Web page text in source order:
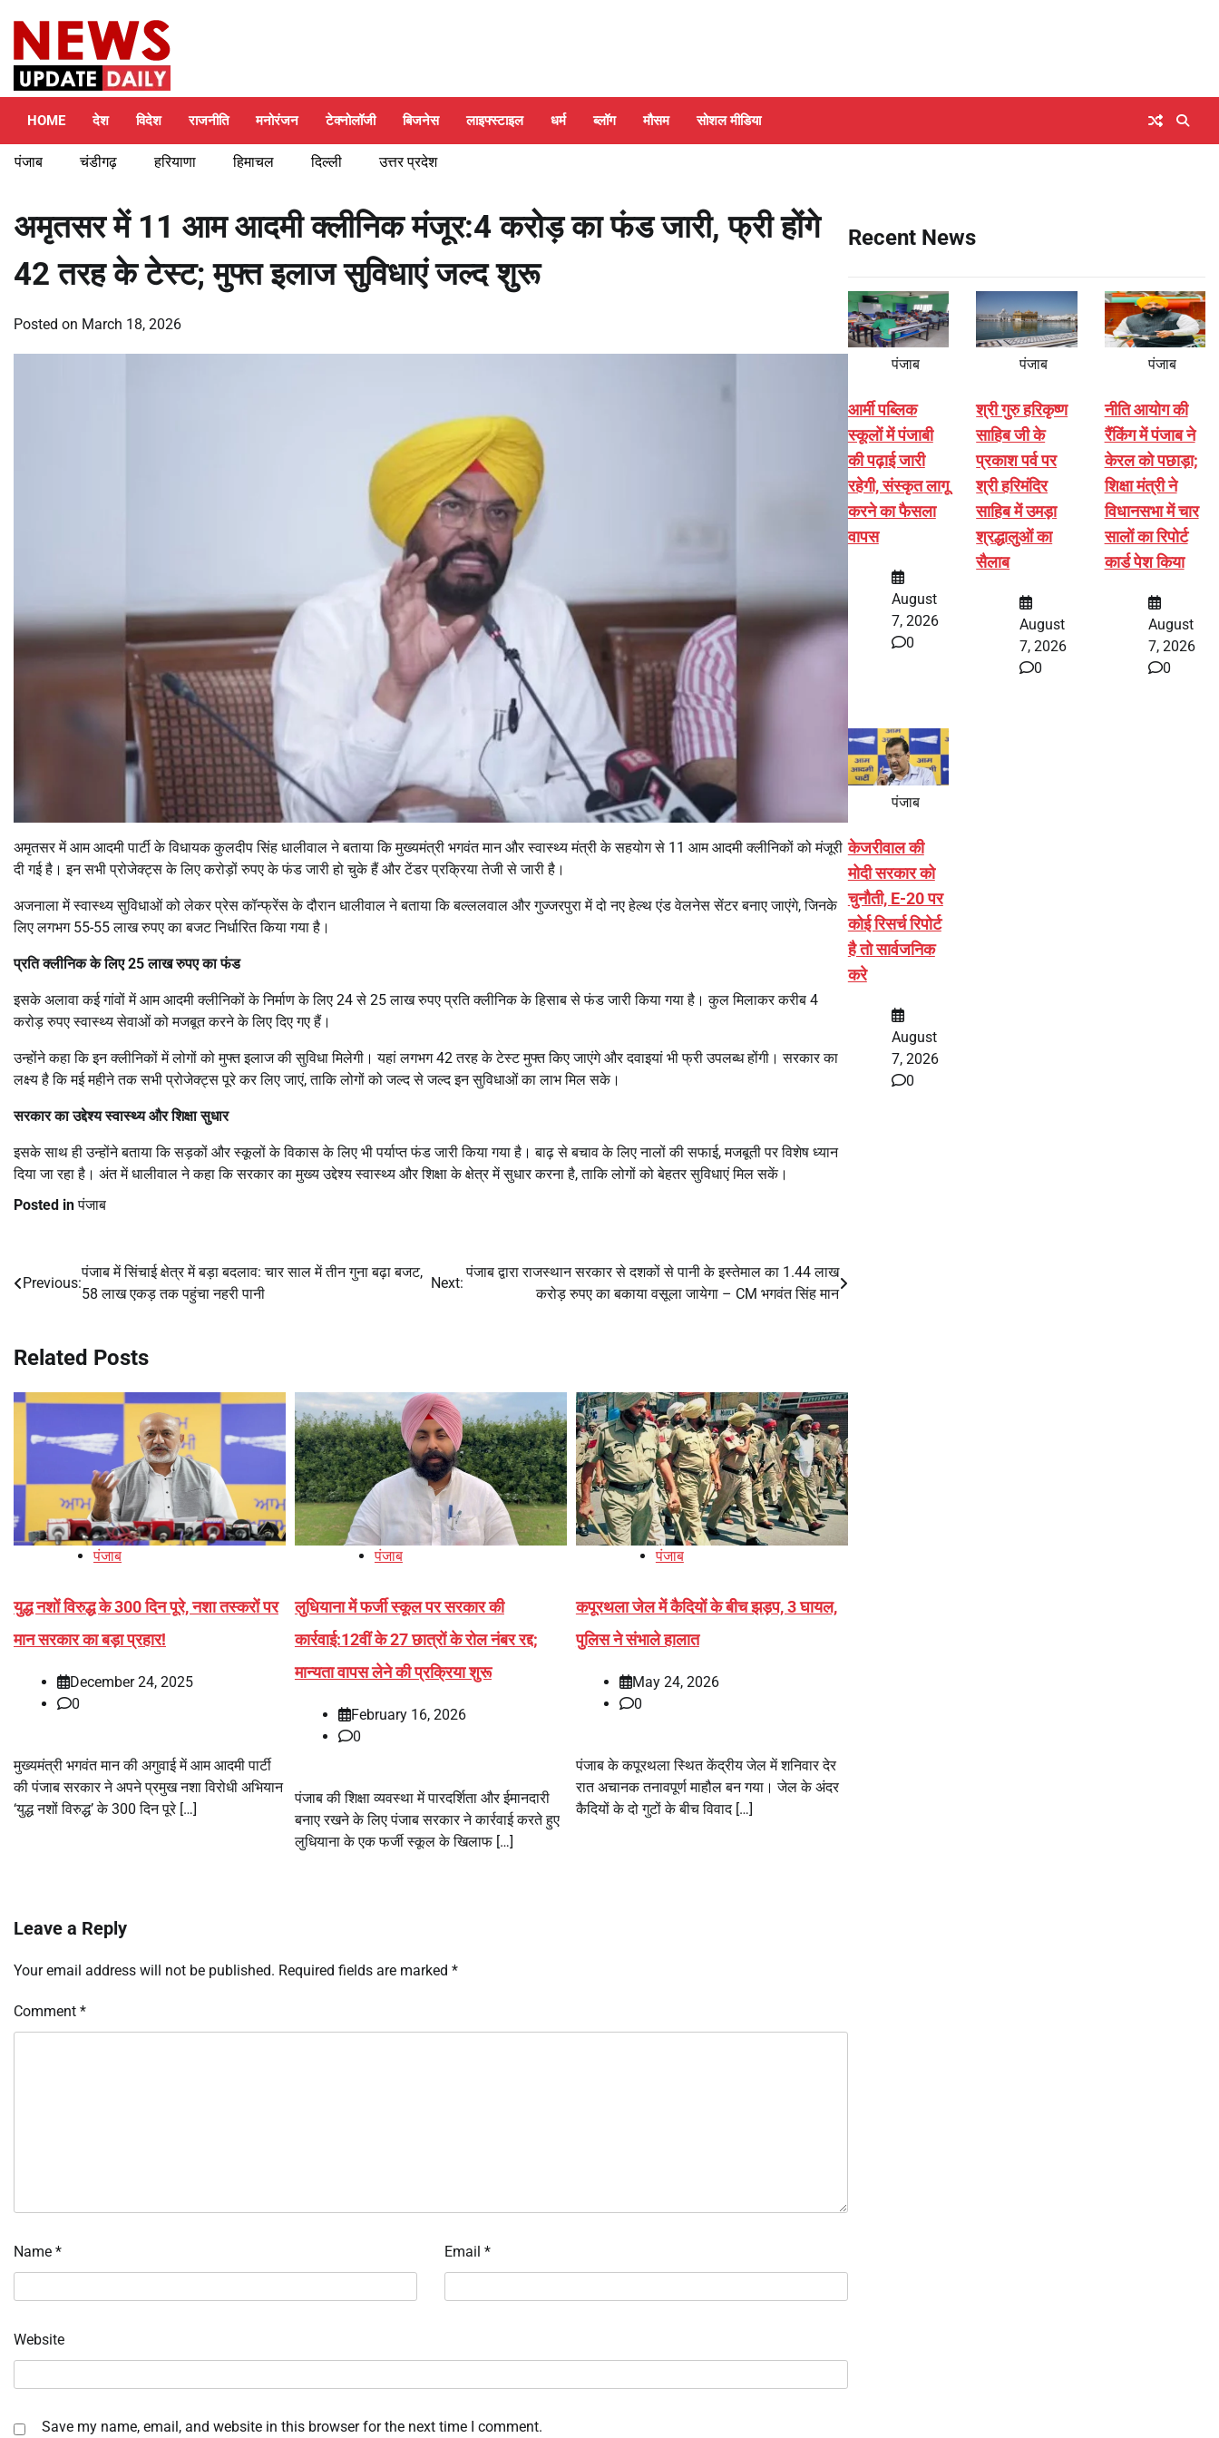
content
HOME देश विदेश राजनीति मनोरंजन टेक्नोलॉजी बिजनेस लाइफ्स्टाइल धर्म ब्लॉग मौसम सोशल मीडिया
पंजाब चंडीगढ़ हरियाणा हिमाचल दिल्ली उत्तर प्रदेश
अमृतसर में 11 आम आदमी क्लीनिक मंजूर:4 करोड़ का फंड जारी, फ्री होंगे
42 तरह के टेस्ट; मुफ्त इलाज सुविधाएं जल्द शुरू
Posted on March 18, 2026
अमृतसर में आम आदमी पार्टी के विधायक कुलदीप सिंह धालीवाल ने बताया कि मुख्यमंत्री भगवंत मान और स्वास्थ्य मंत्री के सहयोग से 11 आम आदमी क्लीनिकों को मंजूरी
दी गई है। इन सभी प्रोजेक्ट्स के लिए करोड़ों रुपए के फंड जारी हो चुके हैं और टेंडर प्रक्रिया तेजी से जारी है।
अजनाला में स्वास्थ्य सुविधाओं को लेकर प्रेस कॉन्फ्रेंस के दौरान धालीवाल ने बताया कि बल्ललवाल और गुज्जरपुरा में दो नए हेल्थ एंड वेलनेस सेंटर बनाए जाएंगे, जिनके
लिए लगभग 55-55 लाख रुपए का बजट निर्धारित किया गया है।
प्रति क्लीनिक के लिए 25 लाख रुपए का फंड
इसके अलावा कई गांवों में आम आदमी क्लीनिकों के निर्माण के लिए 24 से 25 लाख रुपए प्रति क्लीनिक के हिसाब से फंड जारी किया गया है। कुल मिलाकर करीब 4
करोड़ रुपए स्वास्थ्य सेवाओं को मजबूत करने के लिए दिए गए हैं।
उन्होंने कहा कि इन क्लीनिकों में लोगों को मुफ्त इलाज की सुविधा मिलेगी। यहां लगभग 42 तरह के टेस्ट मुफ्त किए जाएंगे और दवाइयां भी फ्री उपलब्ध होंगी। सरकार का
लक्ष्य है कि मई महीने तक सभी प्रोजेक्ट्स पूरे कर लिए जाएं, ताकि लोगों को जल्द से जल्द इन सुविधाओं का लाभ मिल सके।
सरकार का उद्देश्य स्वास्थ्य और शिक्षा सुधार
इसके साथ ही उन्होंने बताया कि सड़कों और स्कूलों के विकास के लिए भी पर्याप्त फंड जारी किया गया है। बाढ़ से बचाव के लिए नालों की सफाई, मजबूती पर विशेष ध्यान
दिया जा रहा है। अंत में धालीवाल ने कहा कि सरकार का मुख्य उद्देश्य स्वास्थ्य और शिक्षा के क्षेत्र में सुधार करना है, ताकि लोगों को बेहतर सुविधाएं मिल सकें।
Posted inपंजाब
Post
Previous:
पंजाब में सिंचाई क्षेत्र में बड़ा बदलाव: चार साल में तीन गुना बढ़ा बजट,
58 लाख एकड़ तक पहुंचा नहरी पानी
Next:
पंजाब द्वारा राजस्थान सरकार से दशकों से पानी के इस्तेमाल का 1.44 लाख
करोड़ रुपए का बकाया वसूला जायेगा – CM भगवंत सिंह मान
Related Posts
पंजाब
युद्ध नशों विरुद्ध के 300 दिन पूरे, नशा तस्करों पर
मान सरकार का बड़ा प्रहार!
December 24, 2025
0
मुख्यमंत्री भगवंत मान की अगुवाई में आम आदमी पार्टी
की पंजाब सरकार ने अपने प्रमुख नशा विरोधी अभियान
‘युद्ध नशों विरुद्ध’ के 300 दिन पूरे […]
पंजाब
लुधियाना में फर्जी स्कूल पर सरकार की
कार्रवाई:12वीं के 27 छात्रों के रोल नंबर रद्द;
मान्यता वापस लेने की प्रक्रिया शुरू
February 16, 2026
0
पंजाब की शिक्षा व्यवस्था में पारदर्शिता और ईमानदारी
बनाए रखने के लिए पंजाब सरकार ने कार्रवाई करते हुए
लुधियाना के एक फर्जी स्कूल के खिलाफ […]
पंजाब
कपूरथला जेल में कैदियों के बीच झड़प, 3 घायल,
पुलिस ने संभाले हालात
May 24, 2026
0
पंजाब के कपूरथला स्थित केंद्रीय जेल में शनिवार देर
रात अचानक तनावपूर्ण माहौल बन गया। जेल के अंदर
कैदियों के दो गुटों के बीच विवाद […]
Leave a Reply
Your email address will not be published. Required fields are marked *
Comment *
Name * Email *
Website
Save my name, email, and website in this browser for the next time I comment.
Recent News
पंजाब
आर्मी पब्लिक
स्कूलों में पंजाबी
की पढ़ाई जारी
रहेगी, संस्कृत लागू
करने का फैसला
वापस
August
7, 2026
0
पंजाब
श्री गुरु हरिकृष्ण
साहिब जी के
प्रकाश पर्व पर
श्री हरिमंदिर
साहिब में उमड़ा
श्रद्धालुओं का
सैलाब
August
7, 2026
0
पंजाब
नीति आयोग की
रैंकिंग में पंजाब ने
केरल को पछाड़ा;
शिक्षा मंत्री ने
विधानसभा में चार
सालों का रिपोर्ट
कार्ड पेश किया
August
7, 2026
0
पंजाब
केजरीवाल की
मोदी सरकार को
चुनौती, E-20 पर
कोई रिसर्च रिपोर्ट
है तो सार्वजनिक
करे
August
7, 2026
0